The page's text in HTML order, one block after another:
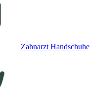
Zahnarzt Handschuhe